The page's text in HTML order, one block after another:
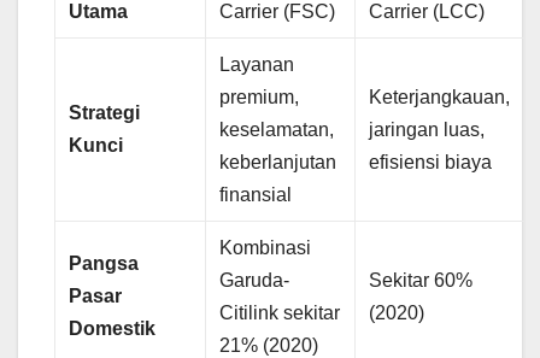
Utama
Carrier (FSC)
Carrier (LCC)
Strategi
Kunci
Layanan
premium,
keselamatan,
keberlanjutan
finansial
Keterjangkauan,
jaringan luas,
efisiensi biaya
Pangsa
Pasar
Domestik
Kombinasi
Garuda-
Citilink sekitar
21% (2020)
Sekitar 60%
(2020)